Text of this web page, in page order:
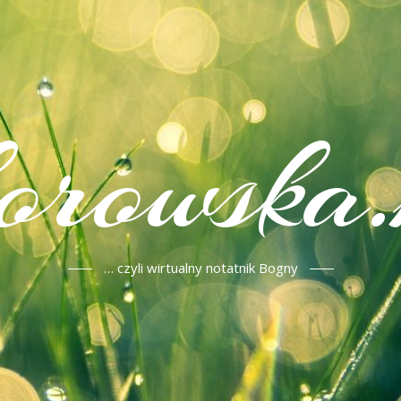
… czyli wirtualny notatnik Bogny